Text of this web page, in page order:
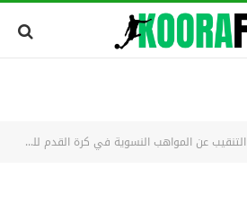
التنقيب عن المواهب النسوية في كرة القدم للنادي الرياضي المكناسي موسم 2024/2025